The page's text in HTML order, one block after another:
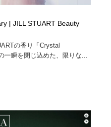
| JILL STUART Beauty
の香り「Crystal
一瞬を閉じ込めた、限りな...